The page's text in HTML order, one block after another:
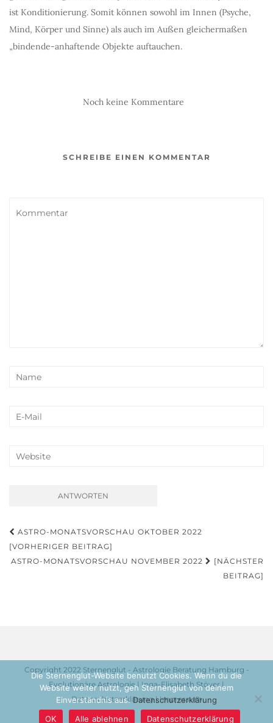
ist Konditionierung. Somit können sowohl im Innen (Psyche,
Mind, Körper und Sinne) als auch im Außen gleichermaßen
„bindende-anhaftende Objekte auftauchen.
Noch keine Kommentare
SCHREIBE EINEN KOMMENTAR
Beitragsnavigation
ASTRO-MONATSVORSCHAU OKTOBER 2022
[VORHERIGER BEITRAG]
ASTRO-MONATSVORSCHAU NOVEMBER 2022
[NÄCHSTER
BEITRAG]
Copyright 2022 Sternenglut - Astrologie Beratung Hamburg -
Evolutionäre Astrologie | Inga-Elisabeth Stöver |
Datenschutzerklärung|Impressum
Die Sternenglut-Website benutzt Cookies. Wenn du die
Website weiter nutzt, geh Sternenglut von deinem
Einverständnis aus.Datenschutzerklärung
OK
Alle ablehnen Datenschutzerklärung